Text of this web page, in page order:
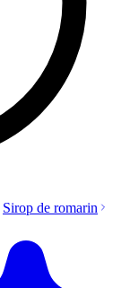
Sirop de romarin